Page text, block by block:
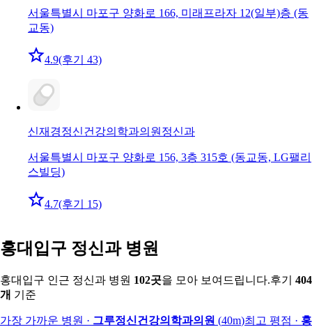
서울특별시 마포구 양화로 166, 미래프라자 12(일부)층 (동
교동)
4.9(후기 43)
신재경정신건강의학과의원 정신과
서울특별시 마포구 양화로 156, 3층 315호 (동교동, LG팰리
스빌딩)
4.7(후기 15)
홍대입구 정신과 병원
홍대입구 인근 정신과 병원 102곳을 모아 보여드립니다.후기
404
개 기준
가장 가까운 병원 · 그루정신건강의학과의원 (40m)최고 평점 · 홍